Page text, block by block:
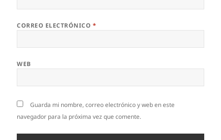
CORREO ELECTRÓNICO *
WEB
Guarda mi nombre, correo electrónico y web en este
navegador para la próxima vez que comente.